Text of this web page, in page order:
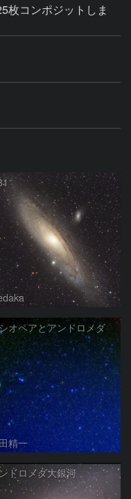
枚コンポジットしま
オペアとアンドロメダ
精一
ドロメダ大銀河